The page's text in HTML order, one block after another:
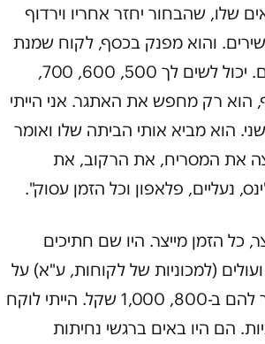
שלו, שהבחור יחזר אחריו וירדוף
והוא מפנק בכסף, לקוח שמנת
אני קורא לזה. מסדר לך את היום. יכול לשים לך 500, 600, 700,
הוא רק מחפש את האתגר. אני הייתי
הוא מביא אותי הביתה שלו ואומר
את המסריח, את הרקוב, את
נעליים, פלאפון וכל הזמן עסוק".
כל הזמן מייצר. היו שם חתיכים
(למכוניות של לקוחות, ע"א) על
100, 200 שקל. אני הייתי מסדר להם ב-800, 1,000 שקל. הייתי לוקח
הם היו באים ברגשי נחיתות